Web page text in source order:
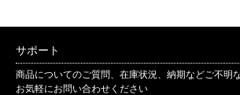
サポート
商品についてのご質問、在庫状況、納期などご不明
お気軽にお問い合わせください